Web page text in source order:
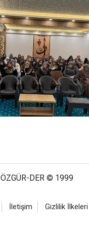
ÖZGÜR-DER © 1999
İletişim Gizlilik İlkeleri